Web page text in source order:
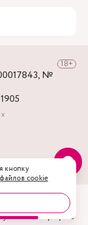
№
кнопку
cookie
Профиль